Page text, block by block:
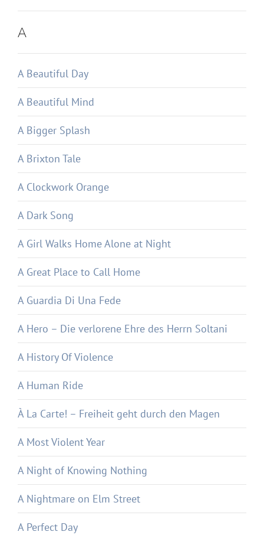
A
A Beautiful Day
A Beautiful Mind
A Bigger Splash
A Brixton Tale
A Clockwork Orange
A Dark Song
A Girl Walks Home Alone at Night
A Great Place to Call Home
A Guardia Di Una Fede
A Hero – Die verlorene Ehre des Herrn Soltani
A History Of Violence
A Human Ride
À La Carte! – Freiheit geht durch den Magen
A Most Violent Year
A Night of Knowing Nothing
A Nightmare on Elm Street
A Perfect Day